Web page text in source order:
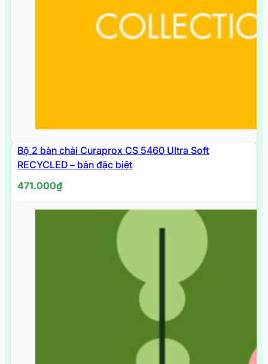
HẾT
HÀNG
Bộ 2 bàn chải Curaprox CS 5460 Ultra Soft
RECYCLED – bản đặc biệt
471.000₫